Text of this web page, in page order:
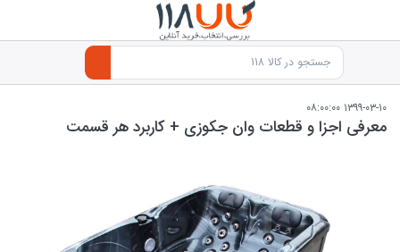
۱۳۹۹-۰۳-۱۰ ۰۸:۰۰:۰۰
معرفی اجزا و قطعات وان جکوزی + کاربرد هر قسمت